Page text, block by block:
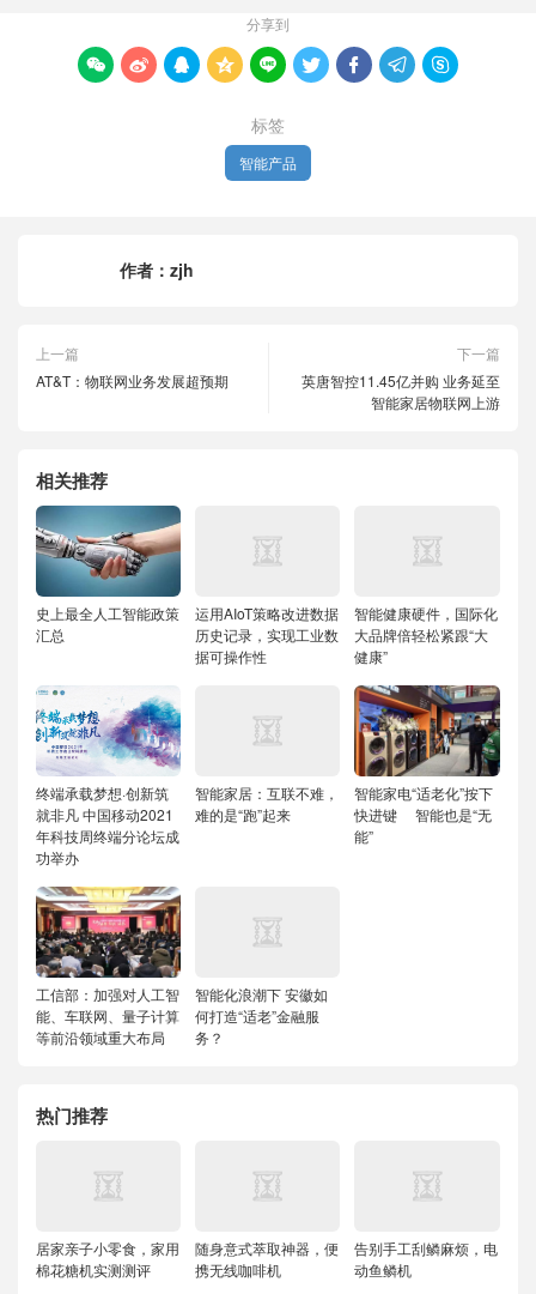
分享到
        
标签
智能产品
作者： zjh
上一篇
AT&T：物联网业务发展超预期
下一篇
英唐智控11.45亿并购 业务延至
智能家居物联网上游
相关推荐
史上最全人工智能政策
汇总
运用AIoT策略改进数据
历史记录，实现工业数
据可操作性
智能健康硬件，国际化
大品牌倍轻松紧跟“大
健康”
终端承载梦想·创新筑
就非凡 中国移动2021
年科技周终端分论坛成
功举办
智能家居：互联不难，
难的是“跑”起来
智能家电“适老化”按下
快进键 智能也是“无
能”
工信部：加强对人工智
能、车联网、量子计算
等前沿领域重大布局
智能化浪潮下 安徽如
何打造“适老”金融服
务？
热门推荐
居家亲子小零食，家用
棉花糖机实测测评
随身意式萃取神器，便
携无线咖啡机
告别手工刮鳞麻烦，电
动鱼鳞机